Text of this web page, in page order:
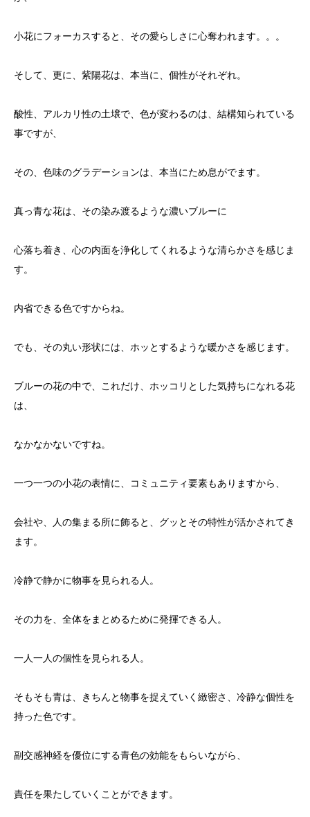
小花にフォーカスすると、その愛らしさに心奪われます。。。
そして、更に、紫陽花は、本当に、個性がそれぞれ。
酸性、アルカリ性の土壌で、色が変わるのは、結構知られている
事ですが、
その、色味のグラデーションは、本当にため息がでます。
真っ青な花は、その染み渡るような濃いブルーに
心落ち着き、心の内面を浄化してくれるような清らかさを感じま
す。
内省できる色ですからね。
でも、その丸い形状には、ホッとするような暖かさを感じます。
ブルーの花の中で、これだけ、ホッコリとした気持ちになれる花
は、
なかなかないですね。
一つ一つの小花の表情に、コミュニティ要素もありますから、
会社や、人の集まる所に飾ると、グッとその特性が活かされてき
ます。
冷静で静かに物事を見られる人。
その力を、全体をまとめるために発揮できる人。
一人一人の個性を見られる人。
そもそも青は、きちんと物事を捉えていく緻密さ、冷静な個性を
持った色です。
副交感神経を優位にする青色の効能をもらいながら、
責任を果たしていくことができます。